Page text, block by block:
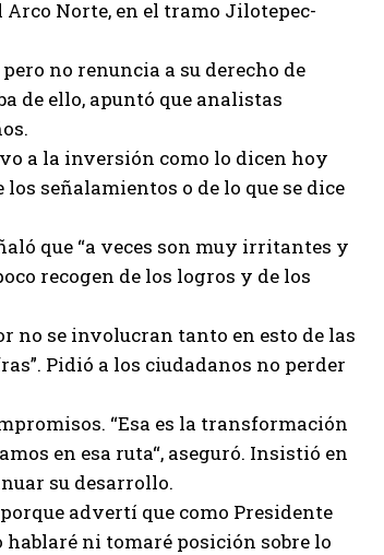
Norte, en el tramo Jilotepec-
no renuncia a su derecho de
de ello, apuntó que analistas
a la inversión como lo dicen hoy
señalamientos o de lo que se dice
que “a veces son muy irritantes y
recogen de los logros y de los
no se involucran tanto en esto de las
Pidió a los ciudadanos no perder
“Esa es la transformación
en esa ruta“, aseguró. Insistió en
su desarrollo.
advertí que como Presidente
ni tomaré posición sobre lo